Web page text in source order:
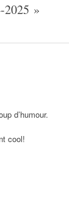
2025 »
d’humour.
cool!